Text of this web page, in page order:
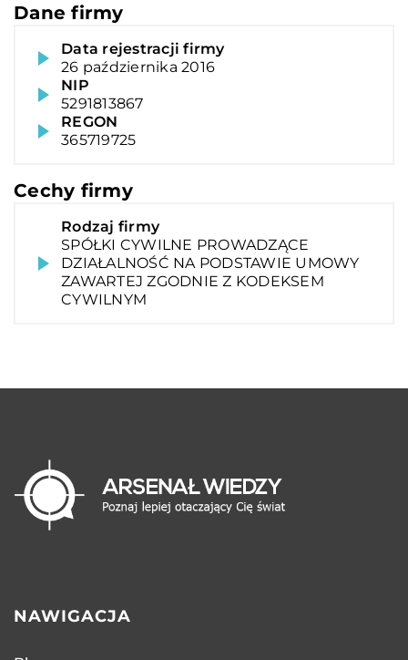
Dane firmy
Data rejestracji firmy
26 października 2016
NIP
5291813867
REGON
365719725
Cechy firmy
Rodzaj firmy
SPÓŁKI CYWILNE PROWADZĄCE
DZIAŁALNOŚĆ NA PODSTAWIE UMOWY
ZAWARTEJ ZGODNIE Z KODEKSEM
CYWILNYM
NAWIGACJA